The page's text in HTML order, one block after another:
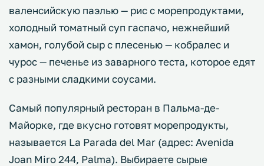
валенсийскую паэлью — рис с морепродуктами,
холодный томатный суп гаспачо, нежнейший
хамон, голубой сыр с плесенью — кобралес и
чурос — печенье из заварного теста, которое едят
с разными сладкими соусами.
Самый популярный ресторан в Пальма-де-
Майорке, где вкусно готовят морепродукты,
называется La Parada del Mar (адрес: Avenida
Joan Miro 244, Palma). Выбираете сырые